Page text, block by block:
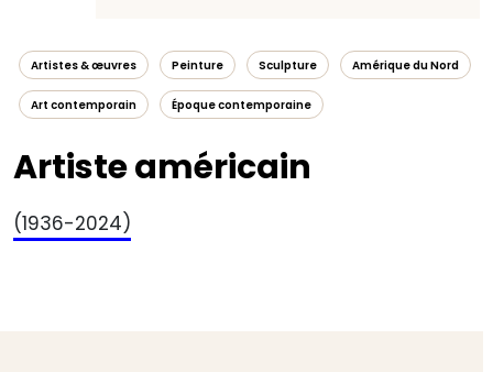
Artistes & œuvres Peinture Sculpture Amérique du Nord
Art contemporain Époque contemporaine
Artiste américain
(1936-2024)